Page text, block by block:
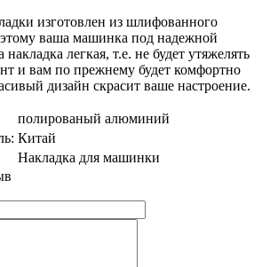
изготовлен из шлифованного
ваша машинка под надежной
легкая, т.е. не будет утяжелять
и вам по прежнему будет комфортно
дизайн скрасит ваше настроение.
полированый алюминий
Китай
Накладка для машинки